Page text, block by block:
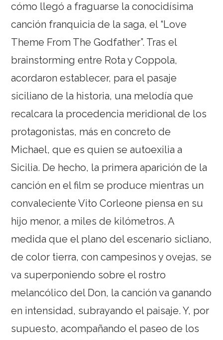
cómo llegó a fraguarse la conocidísima
canción franquicia de la saga, el “Love
Theme From The Godfather”. Tras el
brainstorming entre Rota y Coppola,
acordaron establecer, para el pasaje
siciliano de la historia, una melodía que
recalcara la procedencia meridional de los
protagonistas, más en concreto de
Michael, que es quien se autoexilia a
Sicilia. De hecho, la primera aparición de la
canción en el film se produce mientras un
convaleciente Vito Corleone piensa en su
hijo menor, a miles de kilómetros. A
medida que el plano del escenario sicliano,
de color tierra, con campesinos y ovejas, se
va superponiendo sobre el rostro
melancólico del Don, la canción va ganando
en intensidad, subrayando el paisaje. Y, por
supuesto, acompañando el paseo de los